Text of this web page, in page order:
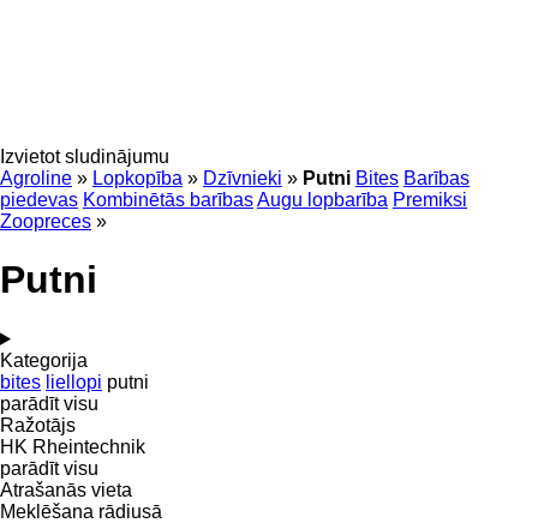
Izvietot sludinājumu
Agroline » Lopkopība » Dzīvnieki » Putni Bites Barības
piedevas Kombinētās barībasAugu lopbarība Premiksi
Zoopreces »
Putni
Kategorija
bites liellopi putni
parādīt visu
Ražotājs
HK Rheintechnik
parādīt visu
Atrašanās vieta
Meklēšana rādiusā